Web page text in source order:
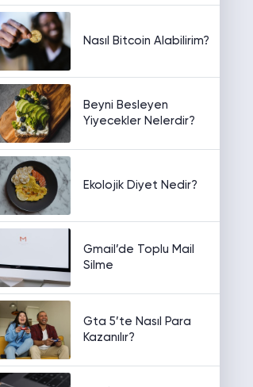
Nasıl Bitcoin Alabilirim?
Beyni Besleyen
Yiyecekler Nelerdir?
Ekolojik Diyet Nedir?
Gmail’de Toplu Mail
Silme
Gta 5’te Nasıl Para
Kazanılır?